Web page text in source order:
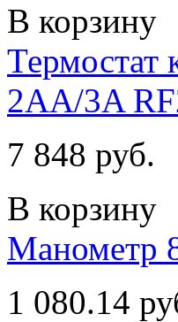
В корзину
Термостат
2AA/3A
7 848 руб.
В корзину
Манометр
1 080.14